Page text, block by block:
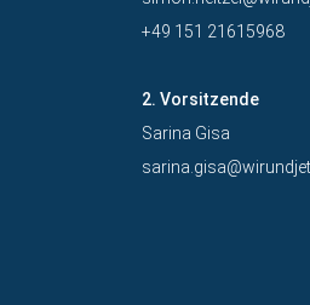
+49 151 21615968
2. Vorsitzende
Sarina Gisa